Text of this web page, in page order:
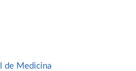
de Medicina